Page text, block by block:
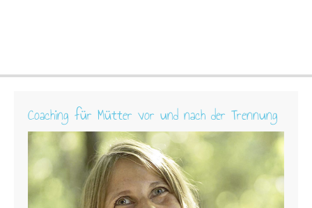
Coaching für Mütter vor und nach der Trennung